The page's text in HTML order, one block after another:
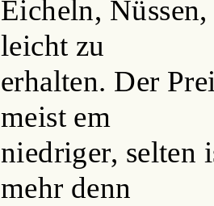
Eicheln,
leicht zu
erhalten. Der
meist em
niedriger, selten
mehr denn